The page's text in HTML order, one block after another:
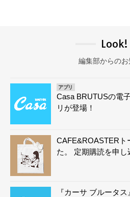
Look!
編集部からの
アプリ
Casa BRUTUSの電
リが登場！
CAFE&ROASTERト
た。 定期購読を申
『カーサ ブルータ